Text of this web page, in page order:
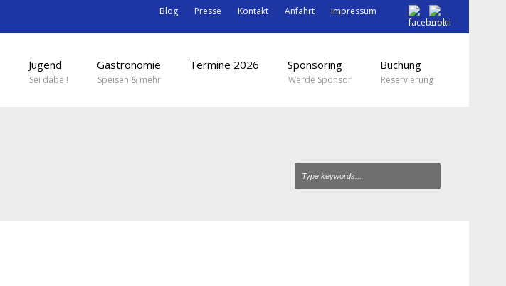
Blog Presse Kontakt Anfahrt Impressum
Jugend
Sei dabei!
Gastronomie
Speisen & mehr
Termine 2026 Sponsoring
Werde Sponsor
Buchung
Reservierung